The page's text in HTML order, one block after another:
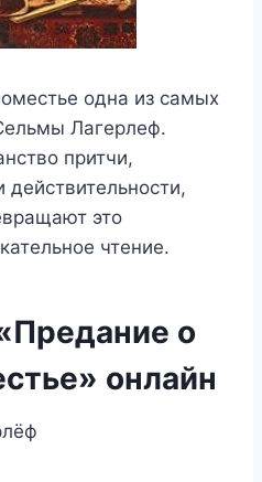
одна из самых
Лагерлeф.
притчи,
это
чтение.
о
онлайн